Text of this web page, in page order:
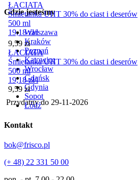
ŁACIATA
Śmietanka UHT 30% do ciast i deserów
500 ml
19,18 zł/l
Cena
9,59 zł
ŁACIATA
Śmietanka UHT 30% do ciast i deserów
500 ml
19,18 zł/l
Cena
9,59 zł
Przydatny do 29-11-2026
Gdzie jesteśmy
Warszawa
Kraków
Poznań
Katowice
Wrocław
Gdańsk
Gdynia
Sopot
Łódź
Kontakt
bok@frisco.pl
(+ 48) 22 331 50 00